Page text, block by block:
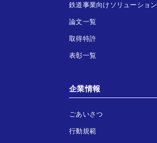
鉄道事業向けソリューション
論文一覧
取得特許
表彰一覧
企業情報
ごあいさつ
行動規範